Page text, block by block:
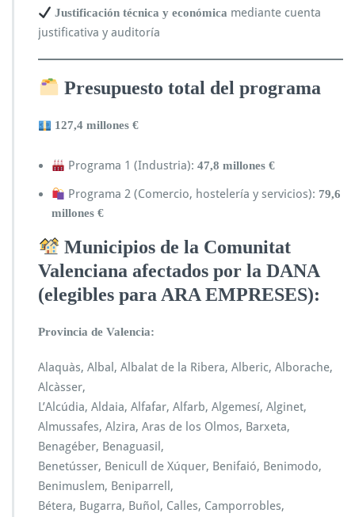
Justificación técnica y económica mediante cuenta
justificativa y auditoría
Presupuesto total del programa
127,4 millones €
Programa 1 (Industria):47,8 millones €
Programa 2 (Comercio, hostelería y servicios): 79,6
millones €
Municipios de la Comunitat
Valenciana afectados por la DANA
(elegibles para ARA EMPRESES):
Provincia de Valencia:
Alaquàs, Albal, Albalat de la Ribera, Alberic, Alborache,
Alcàsser,
L’Alcúdia, Aldaia, Alfafar, Alfarb, Algemesí, Alginet,
Almussafes, Alzira, Aras de los Olmos, Barxeta,
Benagéber, Benaguasil,
Benetússer, Benicull de Xúquer, Benifaió, Benimodo,
Benimuslem, Beniparrell,
Bétera, Bugarra, Buñol, Calles, Camporrobles,